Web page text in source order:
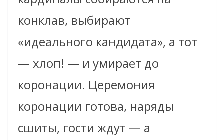
конклав, выбирают
«идеального кандидата», а тот
— хлоп! — и умирает до
коронации. Церемония
коронации готова, наряды
сшиты, гости ждут — а